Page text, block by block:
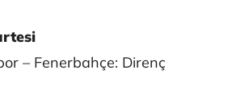
– Fenerbahçe: Direnç